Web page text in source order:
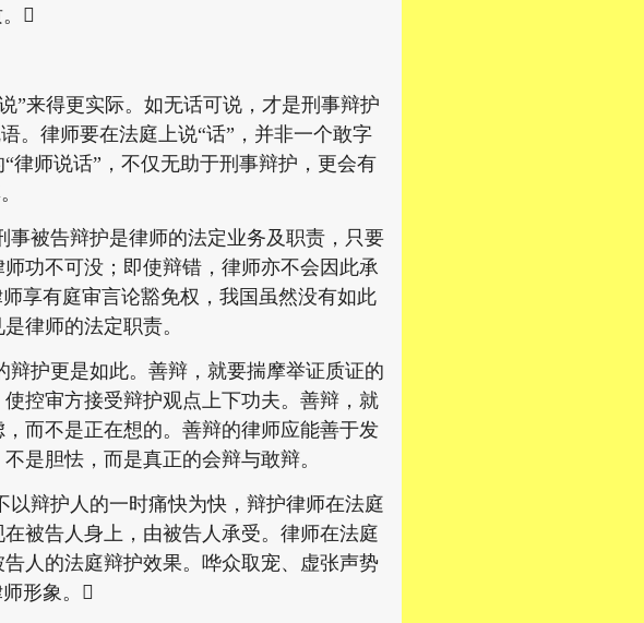

来得更实际。如无话可说，才是刑事辩护
。律师要在法庭上说“话”，并非一个敢字
律师说话”，不仅无助于刑事辩护，更会有
被告辩护是律师的法定业务及职责，只要
功不可没；即使辩错，律师亦不会因此承
享有庭审言论豁免权，我国虽然没有如此
律师的法定职责。
护更是如此。善辩，就要揣摩举证质证的
控审方接受辩护观点上下功夫。善辩，就
而不是正在想的。善辩的律师应能善于发
是胆怯，而是真正的会辩与敢辩。
辩护人的一时痛快为快，辩护律师在法庭
被告人身上，由被告人承受。律师在法庭
人的法庭辩护效果。哗众取宠、虚张声势
形象。